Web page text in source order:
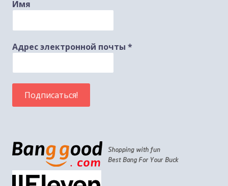
Имя
Адрес электронной почты *